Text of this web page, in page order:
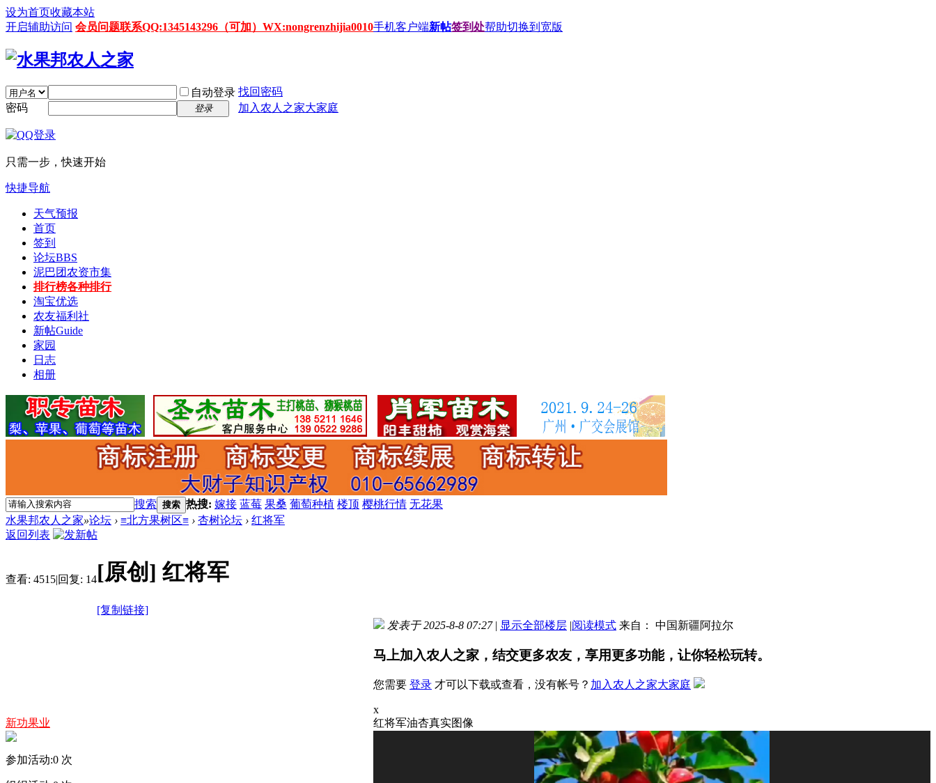
设为首页收藏本站
开启辅助访问 会员问题联系QQ:1345143296（可加）WX:nongrenzhijia0010手机客户端新帖签到处帮助切换到宽版
自动登录 找回密码
密码
登录 加入农人之家大家庭
只需一步，快速开始
快捷导航
天气预报
首页
签到
论坛BBS
泥巴团农资市集
排行榜各种排行
淘宝优选
农友福利社
新帖Guide
家园
日志
相册
搜索 搜索 热搜: 嫁接 蓝莓 果桑 葡萄种植 楼顶 樱桃行情 无花果
水果邦农人之家»论坛 › ≡北方果树区≡ › 杏树论坛 › 红将军
返回列表
查看: 4515|回复: 14[原创] 红将军
[复制链接]
新功果业
参加活动:0 次
发表于 2025-8-8 07:27 | 显示全部楼层 |阅读模式 来自： 中国新疆阿拉尔
马上加入农人之家，结交更多农友，享用更多功能，让你轻松玩转。
您需要 登录 才可以下载或查看，没有帐号？ 加入农人之家大家庭
x
红将军油杏真实图像